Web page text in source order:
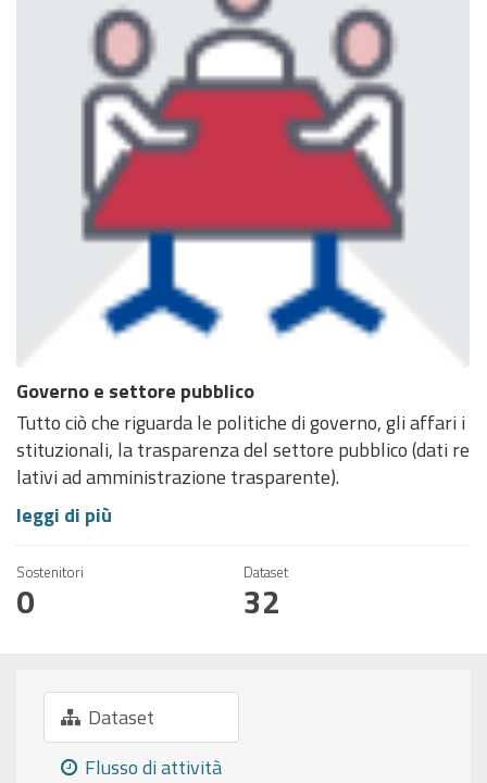
Governo e settore pubblico
Tutto ciò che riguarda le politiche di governo, gli affari i
stituzionali, la trasparenza del settore pubblico (dati re
lativi ad amministrazione trasparente).
leggi di più
Sostenitori
0
Dataset
32
Dataset
Flusso di attività